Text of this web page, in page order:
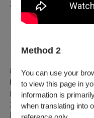
Method 2
You can use your
to view this page in
information is
when translating into
導演：瑪麗克萊爾馬爾
★2024塔林黑夜電影節
★2024蒙特婁獨立電影
★2024柏林女性影展最佳
8歲的比莉一直相信她母
瞞媽媽的真實身分，因
的想像力，一群由她想
旅，解開秘密之網，過
圖，最終他們成功找到